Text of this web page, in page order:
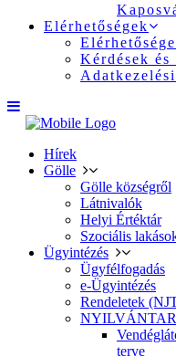
Elérhetőségek
Kérdések és
Hírek
Gölle
Gölle községről
Látnivalók
Helyi Értéktár
Szociális
Ügyintézés
Ügyfélfogadás
e-Ügyintézés
Rendeletek
terve